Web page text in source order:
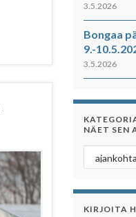
3.5.2026
Bongaa
9.-
3.5.2026
NÄET SEN
KIRJOITA